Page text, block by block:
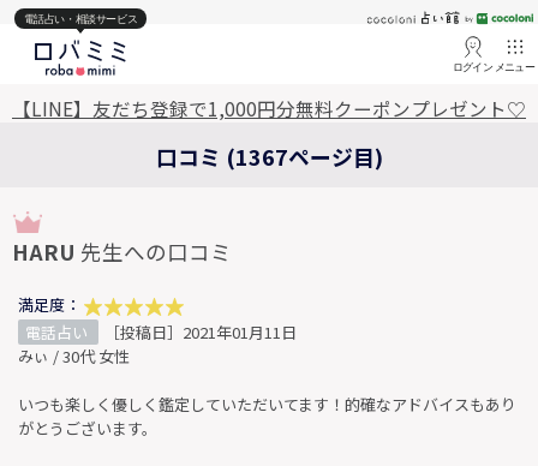
電話占い・相談サービス
ログイン メニュー
【LINE】友だち登録で1,000円分無料クーポンプレゼント♡
口コミ (1367ページ目)
HARU 先生への口コミ
満足度：
電話占い
［投稿日］2021年01月11日
みぃ / 30代 女性
いつも楽しく優しく鑑定していただいてます！的確なアドバイスもあり
がとうございます。